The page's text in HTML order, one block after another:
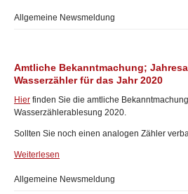
Allgemeine Newsmeldung
Amtliche Bekanntmachung;
Wasserzähler für das Jahr 2020
Hier finden Sie die amtliche
Wasserzählerablesung 2020.
Sollten Sie noch einen analogen Zähler
Weiterlesen
Allgemeine Newsmeldung